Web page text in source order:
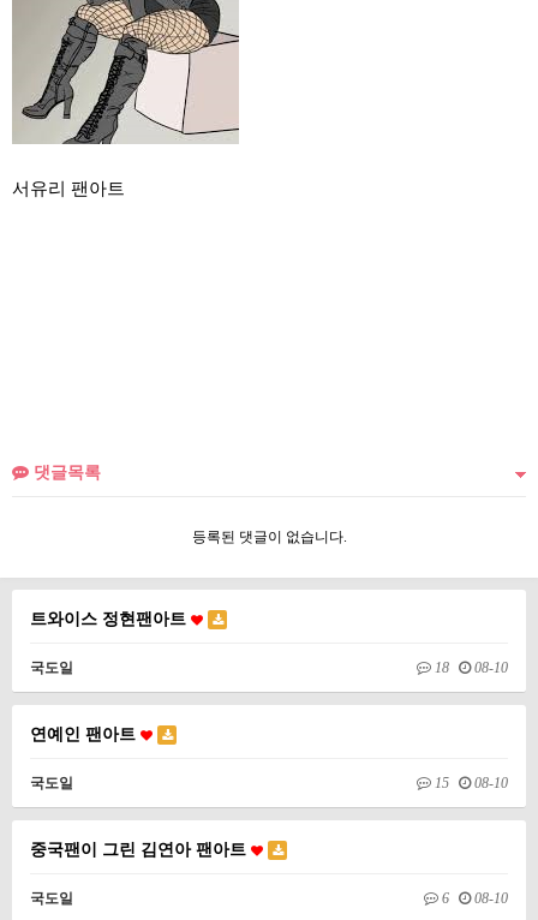
서유리 팬아트
댓글목록
등록된 댓글이 없습니다.
트와이스 정현팬아트
국도일 18 08-10
연예인 팬아트
국도일 15 08-10
중국팬이 그린 김연아 팬아트
국도일 6 08-10